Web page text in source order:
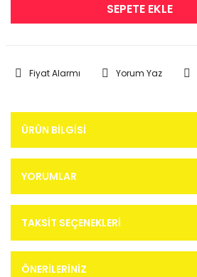
SEPETE EKLE
Fiyat Alarmı Yorum Yaz
ÜRÜN BILGISI
YORUMLAR
TAKSIT SEÇENEKLERI
ÖNERILERINIZ